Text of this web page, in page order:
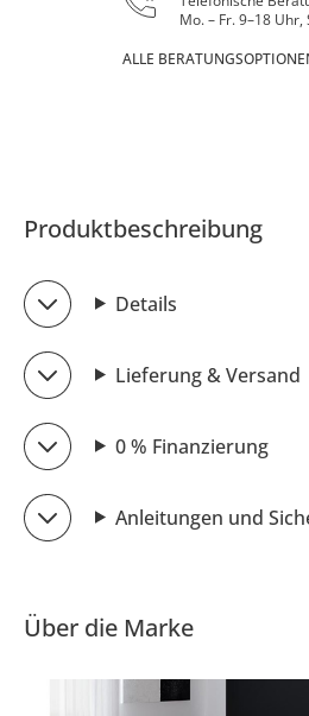
Mo. – Fr. 9–18
ALLE
Produktbeschreibung
Details
Lieferung & Versand
0 % Finanzierung
Anleitungen und
Über die Marke